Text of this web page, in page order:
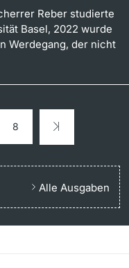
Reber studierte
Basel, 2022 wurde
Werdegang, der nicht
8
Alle Ausgaben